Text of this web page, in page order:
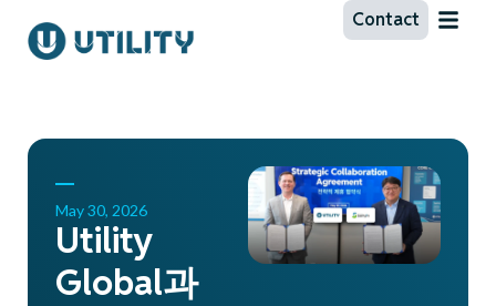
Contact
May 30, 2026
Utility
Global과